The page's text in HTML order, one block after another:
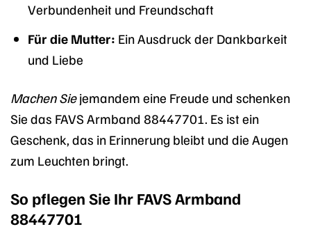
Verbundenheit und Freundschaft
Für die Mutter: Ein Ausdruck der Dankbarkeit
und Liebe
Machen Siejemandem eine Freude und schenken
Sie das FAVS Armband 88447701. Es ist ein
Geschenk, das in Erinnerung bleibt und die Augen
zum Leuchten bringt.
So pflegen Sie Ihr FAVS Armband
88447701